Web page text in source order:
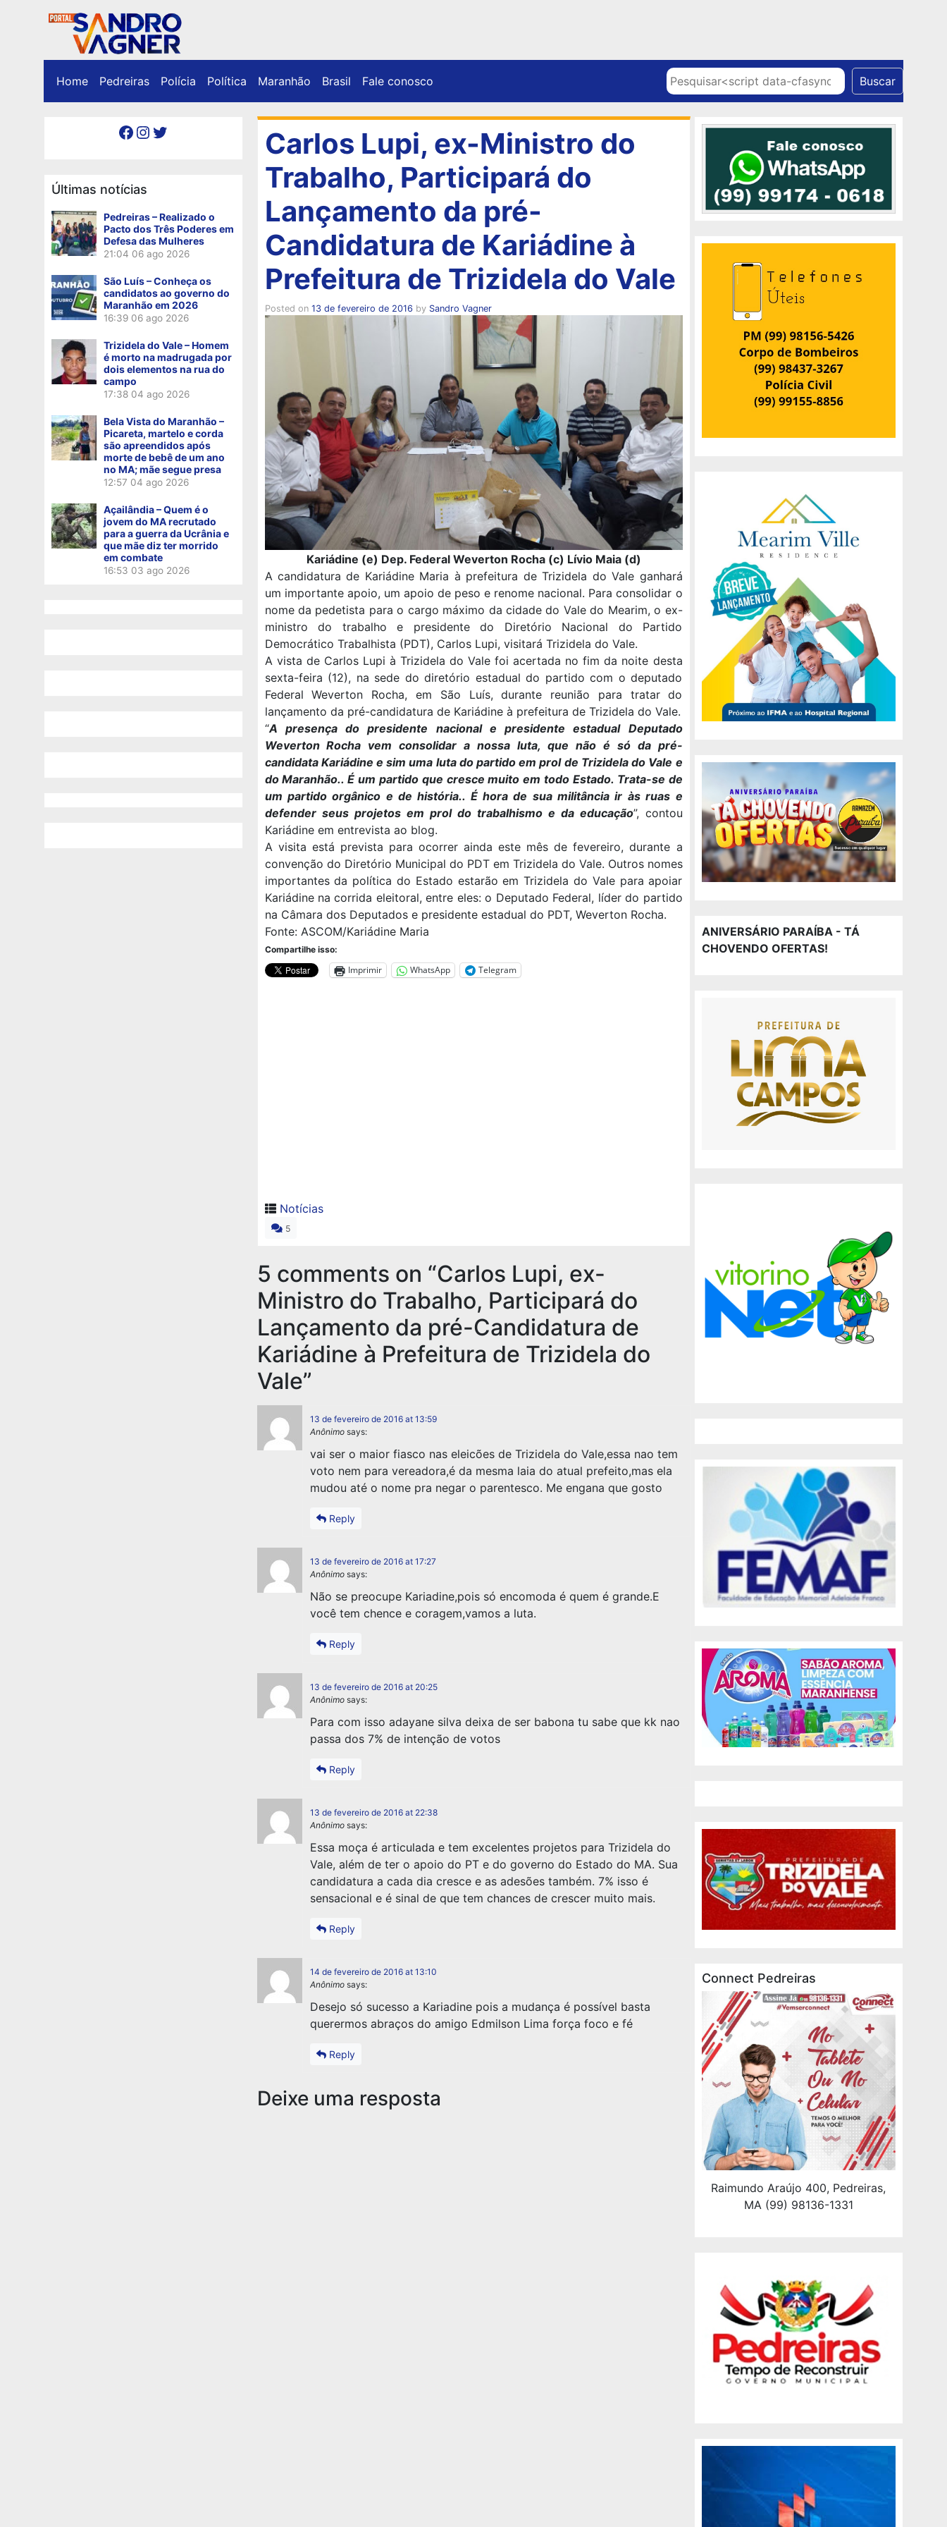
Home Pedreiras Polícia Política Maranhão Brasil Fale conosco Pesquisar Buscar
Facebook Instagram Twitter
Últimas notícias
Pedreiras – Realizado o
Pacto dos Três Poderes em
Defesa das Mulheres
21:04 06 ago 2026
São Luís – Conheça os
candidatos ao governo do
Maranhão em 2026
16:39 06 ago 2026
Trizidela do Vale – Homem
é morto na madrugada por
dois elementos na rua do
campo
17:38 04 ago 2026
Bela Vista do Maranhão –
Picareta, martelo e corda
são apreendidos após
morte de bebê de um ano
no MA; mãe segue presa
12:57 04 ago 2026
Açailândia – Quem é o
jovem do MA recrutado
para a guerra da Ucrânia e
que mãe diz ter morrido
em combate
16:53 03 ago 2026
Carlos Lupi, ex-Ministro do
Trabalho, Participará do
Lançamento da pré-
Candidatura de Kariádine à
Prefeitura de Trizidela do Vale
Posted on 13 de fevereiro de 2016 by Sandro Vagner
Kariádine (e) Dep. Federal Weverton Rocha (c) Lívio Maia (d)
A candidatura de Kariádine Maria à prefeitura de Trizidela do Vale ganhará
um importante apoio, um apoio de peso e renome nacional. Para consolidar o
nome da pedetista para o cargo máximo da cidade do Vale do Mearim, o ex-
ministro do trabalho e presidente do Diretório Nacional do Partido
Democrático Trabalhista (PDT), Carlos Lupi, visitará Trizidela do Vale.
A vista de Carlos Lupi à Trizidela do Vale foi acertada no fim da noite desta
sexta-feira (12), na sede do diretório estadual do partido com o deputado
Federal Weverton Rocha, em São Luís, durante reunião para tratar do
lançamento da pré-candidatura de Kariádine à prefeitura de Trizidela do Vale.
“A presença do presidente nacional e presidente estadual Deputado
Weverton Rocha vem consolidar a nossa luta, que não é só da pré-
candidata Kariádine e sim uma luta do partido em prol de Trizidela do Vale e
do Maranhão.. É um partido que cresce muito em todo Estado. Trata-se de
um partido orgânico e de história.. É hora de sua militância ir às ruas e
defender seus projetos em prol do trabalhismo e da educação”, contou
Kariádine em entrevista ao blog.
A visita está prevista para ocorrer ainda este mês de fevereiro, durante a
convenção do Diretório Municipal do PDT em Trizidela do Vale. Outros nomes
importantes da política do Estado estarão em Trizidela do Vale para apoiar
Kariádine na corrida eleitoral, entre eles: o Deputado Federal, líder do partido
na Câmara dos Deputados e presidente estadual do PDT, Weverton Rocha.
Fonte: ASCOM/Kariádine Maria
Compartilhe isso:
Imprimir WhatsApp Telegram
Notícias
5
5 comments on “Carlos Lupi, ex-
Ministro do Trabalho, Participará do
Lançamento da pré-Candidatura de
Kariádine à Prefeitura de Trizidela do
Vale”
13 de fevereiro de 2016 at 13:59
Anônimo says:
vai ser o maior fiasco nas eleicões de Trizidela do Vale,essa nao tem
voto nem para vereadora,é da mesma laia do atual prefeito,mas ela
mudou até o nome pra negar o parentesco. Me engana que gosto
Reply
13 de fevereiro de 2016 at 17:27
Anônimo says:
Não se preocupe Kariadine,pois só encomoda é quem é grande.E
você tem chence e coragem,vamos a luta.
Reply
13 de fevereiro de 2016 at 20:25
Anônimo says:
Para com isso adayane silva deixa de ser babona tu sabe que kk nao
passa dos 7% de intenção de votos
Reply
13 de fevereiro de 2016 at 22:38
Anônimo says:
Essa moça é articulada e tem excelentes projetos para Trizidela do
Vale, além de ter o apoio do PT e do governo do Estado do MA. Sua
candidatura a cada dia cresce e as adesões também. 7% isso é
sensacional e é sinal de que tem chances de crescer muito mais.
Reply
14 de fevereiro de 2016 at 13:10
Anônimo says:
Desejo só sucesso a Kariadine pois a mudança é possível basta
querermos abraços do amigo Edmilson Lima força foco e fé
Reply
Deixe uma resposta
ANIVERSÁRIO PARAÍBA - TÁ
CHOVENDO OFERTAS!
Connect Pedreiras
Raimundo Araújo 400, Pedreiras,
MA (99) 98136-1331